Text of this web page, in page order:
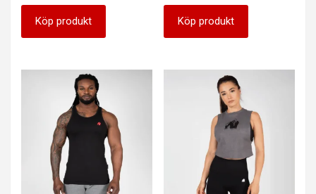
Köp produkt Köp produkt